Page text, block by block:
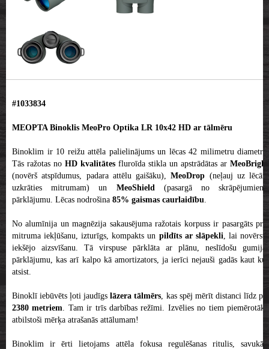
#1033834
MEOPTA Binoklis MeoPro Optika LR 10x42 HD ar tālmēru
Binoklim ir 10 reižu attēla palielinājums un lēcas 42 milimetru diametrā.
Tās ražotas no HD kvalitātes fluroīda stikla un apstrādātas ar MeoBright
(novērš atspīdumus, padara attēlu gaišāku),MeoDrop (neļauj uz lēcām
uzkrāties mitrumam) un MeoShield (pasargā no skrāpējumiem)
pārklājumu. Lēcas nodrošina 85% gaismas caurlaidību
No alumīnija un magnēzija sakausējuma ražotais korpuss ir pasargāts pret
mitruma iekļūšanu, izturīgs, kompakts un pildīts ar slāpekli , lai novērstu
iekšējo aizsvīšanu. Tā virspuse pārklāta ar plānu, neslīdošu gumijas
pārklājumu, kas arī kalpo kā amortizators, ja ierīci nejauši gadās kaut kur
atsist.
Binoklī iebūvēts ļoti jaudīgslāzera tālmērs , kas spēj mērīt distanci līdz pat
2380 metriem . Tam ir trīs darbības režīmi. Izvēlies no tiem piemērotāko
atbilstoši mērķa atrašanās attālumam!
Binoklim ir ērti lietojams attēla fokusa regulēšanas ritulis, savukārt